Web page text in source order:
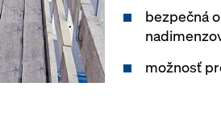
bezpečná
možnosť